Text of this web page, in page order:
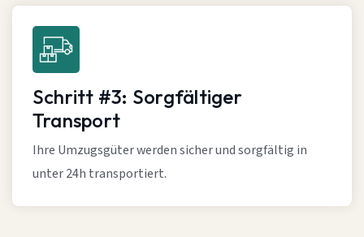
Schritt #3: Sorgfältiger
Transport
Ihre Umzugsgüter werden sicher und sorgfältig in
unter 24h transportiert.